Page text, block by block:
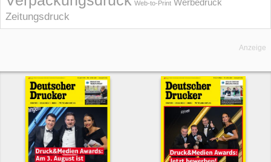
Web-to-Print Werbedruck
Zeitungsdruck
Anzeige